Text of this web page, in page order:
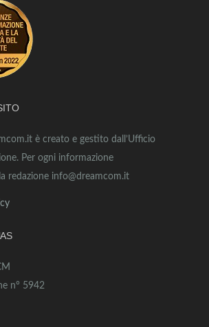
è creato e gestito dall’Ufficio
Per ogni informazione
redazione info@dreamcom.it
n° 5942